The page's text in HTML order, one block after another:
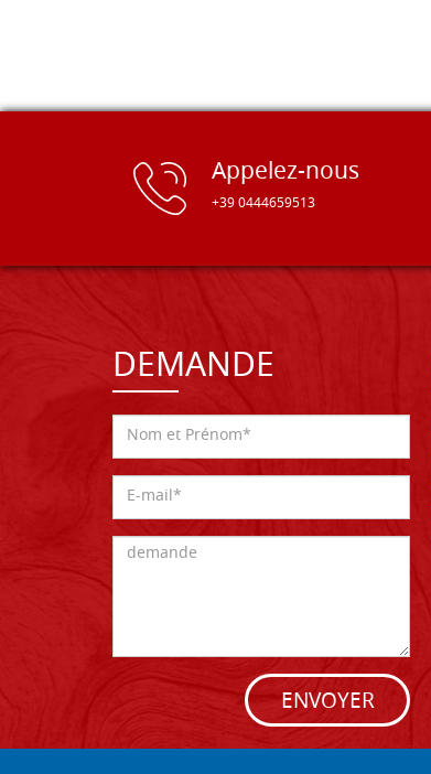
Appelez-nous
+39 0444659513
DEMANDE
ENVOYER